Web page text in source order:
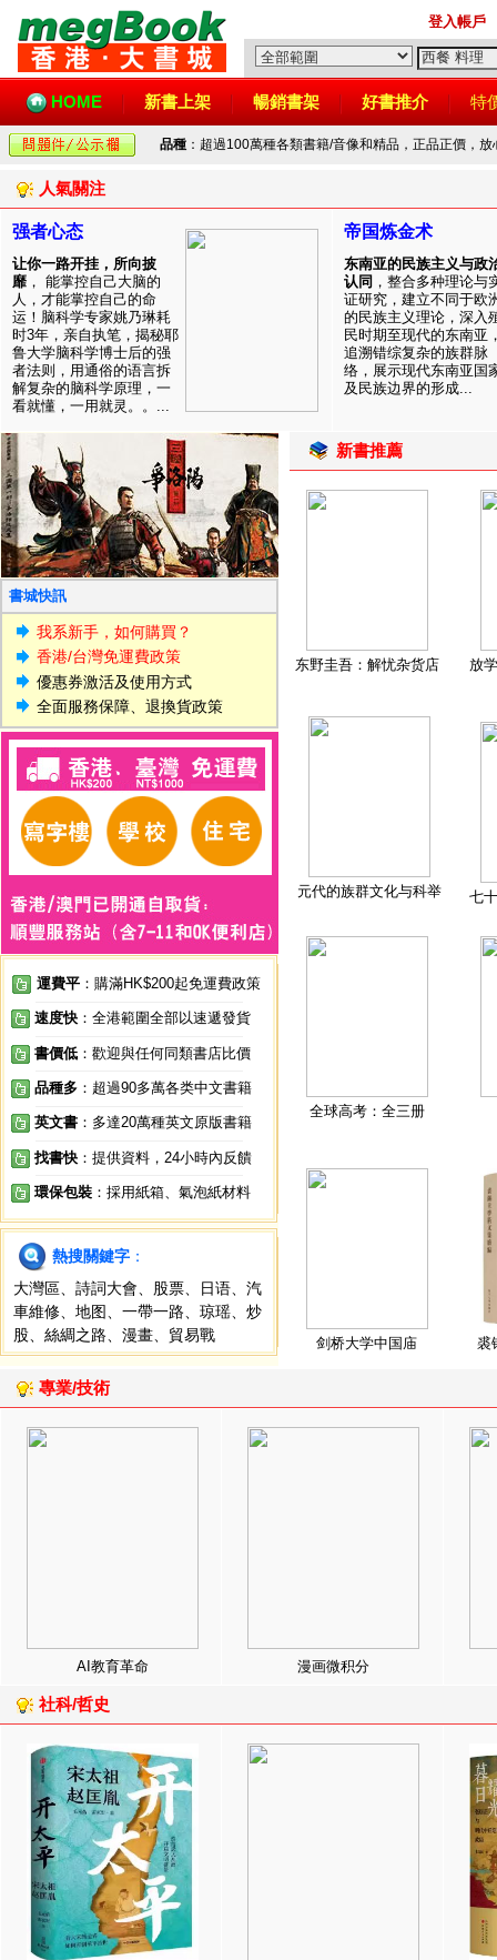
登入帳戶
HOME 新書上架 暢銷書架 好書推介 特
品種 ：超過100萬種各類書籍/音像和精品，正品正價，
人氣關注
强者心态
让你一路开挂，所向披
靡 ， 能掌控自己大脑的
人，才能掌控自己的命
运！脑科学专家姚乃琳耗
时3年，亲自执笔，揭秘耶
鲁大学脑科学博士后的强
者法则，用通俗的语言拆
解复杂的脑科学原理，一
看就懂，一用就灵。。...
帝国炼金术
东南亚的民族主义与政
认同 ，整合多种理论与
证研究，建立不同于欧
的民族主义理论，深入
民时期至现代的东南亚
追溯错综复杂的族群脉
络，展示现代东南亚国
及民族边界的形成...
書城快訊
我系新手，如何購買？
香港/台灣免運費政策
優惠券激活及使用方式
全面服務保障、退換貨政策
運費平 ：購滿HK$200起免運費政策
速度快 ：全港範圍全部以速遞發貨
書價低 ：歡迎與任何同類書店比價
品種多 ：超過90多萬各类中文書籍
英文書 ：多達20萬種英文原版書籍
找書快 ：提供資料，24小時內反饋
環保包裝 ：採用紙箱、氣泡紙材料
熱搜關鍵字 ：
大灣區
詩詞大會 股票 日语
汽
車維修
地图 一帶一路 琼瑶
炒
股
絲綢之路 漫畫 貿易戰
新書推薦
东野圭吾：解忧杂货店 放
元代的族群文化与科举 七
全球高考：全三册
剑桥大学中国庙 裘
專業/技術
AI教育革命 漫画微积分
社科/哲史